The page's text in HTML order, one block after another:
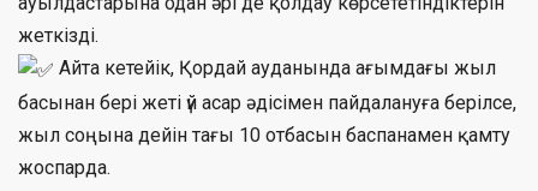
жеткізді.
Айта кетейік, Қордай ауданында ағымдағы жыл
басынан бері жеті үй асар әдісімен пайдалануға берілсе,
жыл соңына дейін тағы 10 отбасын баспанамен қамту
жоспарда.